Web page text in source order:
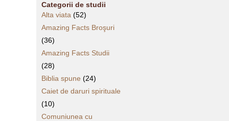
Categorii de studii
Alta viata (52)
Amazing Facts Broşuri
(36)
Amazing Facts Studii
(28)
Biblia spune (24)
Caiet de daruri spirituale
(10)
Comuniunea cu